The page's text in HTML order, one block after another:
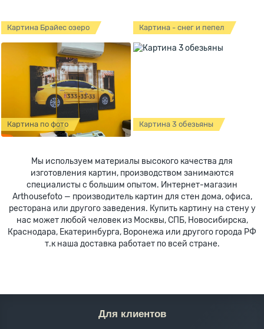
Картина Брайес озеро Картина - снег и пепел
Картина по фото Картина 3 обезьяны
Мы используем материалы высокого качества для
изготовления картин, производством занимаются
специалисты с большим опытом. Интернет-магазин
Arthousefoto — производитель картин для стен дома, офиса,
ресторана или другого заведения. Купить картину на стену у
нас может любой человек из Москвы, СПБ, Новосибирска,
Краснодара, Екатеринбурга, Воронежа или другого города РФ
т.к наша доставка работает по всей стране.
Для клиентов